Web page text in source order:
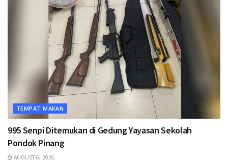
TEMPAT MAKAN
995 Senpi Ditemukan di Gedung Yayasan Sekolah
Pondok Pinang
AUGUST 6, 2026